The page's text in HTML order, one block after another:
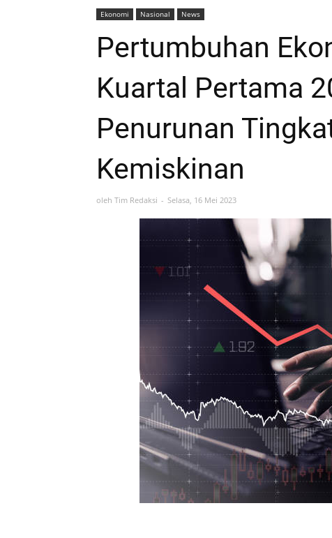
Ekonomi Nasional News
Pertumbuhan
Kuartal Pertama
Penurunan
Kemiskinan
oleh Tim Redaksi Selasa, 16 Mei 2023